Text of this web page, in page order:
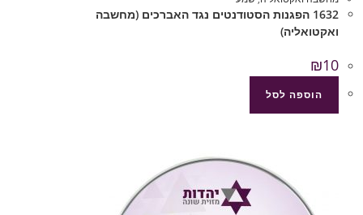
1632 הפגנות הסטודנטים נגד האברכים (מחשבה
ואקטואליה)
₪10
הוספה לסל